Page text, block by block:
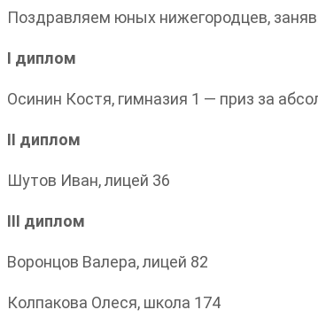
Поздравляем юных нижегородцев,
I диплом
Осинин Костя, гимназия 1 — приз за
II диплом
Шутов Иван, лицей 36
III диплом
Воронцов Валера, лицей 82
Колпакова Олеся, школа 174